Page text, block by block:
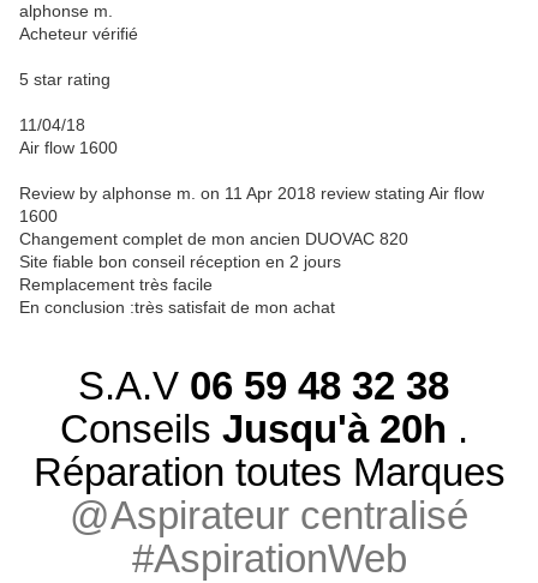
alphonse m.
Acheteur vérifié
5 star rating
11/04/18
Air flow 1600
Review by alphonse m. on 11 Apr 2018 review stating Air flow
1600
Changement complet de mon ancien DUOVAC 820
Site fiable bon conseil réception en 2 jours
Remplacement très facile
En conclusion :très satisfait de mon achat
S.A.V 06 59 48 32 38
Conseils Jusqu'à 20h .
Réparation toutes Marques
@Aspirateur centralisé
#AspirationWeb